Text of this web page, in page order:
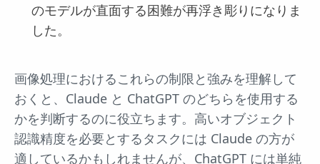
のモデルが直面する困難が再浮き彫りになりま
した。
画像処理におけるこれらの制限と強みを理解して
おくと、Claude と ChatGPT のどちらを使用する
かを判断するのに役立ちます。高いオブジェクト
認識精度を必要とするタスクには Claude の方が
適しているかもしれませんが、ChatGPT には単純